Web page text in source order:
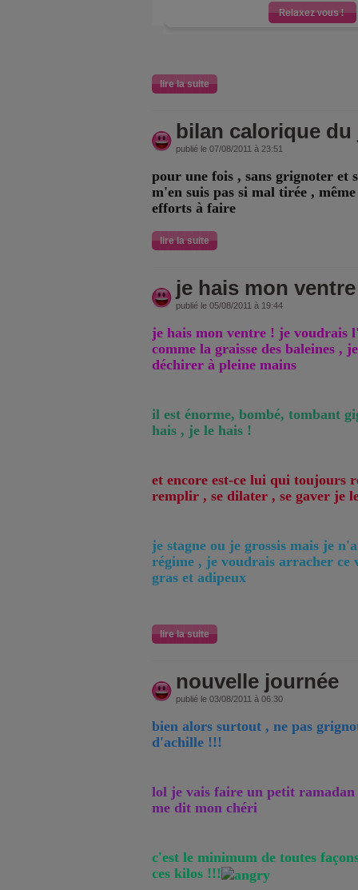
lire la suite
bilan calorique du
publié le 07/08/2011 à 23:51
pour une fois , sans grignoter et
m'en suis pas si mal tirée ,
efforts à faire
lire la suite
je hais mon ventre
publié le 05/08/2011 à 19:44
je hais mon ventre ! je voudrais
comme la graisse des baleines ,
déchirer à pleine mains
il est énorme, bombé, tombant
hais , je le hais !
et encore est-ce lui qui toujours
remplir , se dilater , se gaver je
je stagne ou je grossis mais je
régime , je voudrais arracher ce
gras et adipeux
lire la suite
nouvelle journée
publié le 03/08/2011 à 06:30
bien alors surtout , ne pas
d'achille !!!
lol je vais faire un petit ramadan
me dit mon chéri
c'est le minimum de toutes
ces kilos !!!